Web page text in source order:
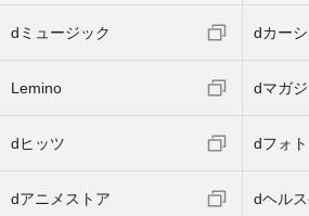
dミュージック dカー
Lemino dマガ
dヒッツ dフォト
dアニメストア dヘル